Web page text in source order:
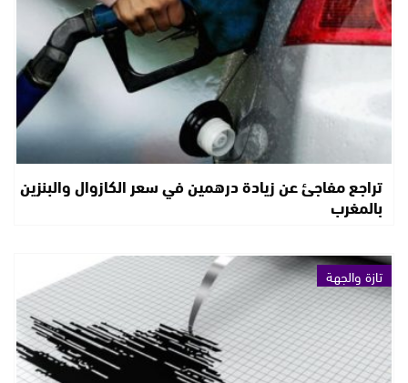
تراجع مفاجئ عن زيادة درهمين في سعر الكازوال والبنزين
بالمغرب
تازة والجهة